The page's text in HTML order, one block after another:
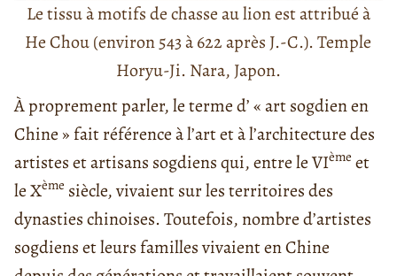
Le tissu à motifs de chasse au lion est attribué à
He Chou (environ 543 à 622 après J.-C.). Temple
Horyu-Ji. Nara, Japon.
À proprement parler, le terme d’ « art sogdien en
Chine » fait référence à l’art et à l’architecture des
artistes et artisans sogdiens qui, entre le VIème et
le Xème siècle, vivaient sur les territoires des
dynasties chinoises. Toutefois, nombre d’artistes
sogdiens et leurs familles vivaient en Chine